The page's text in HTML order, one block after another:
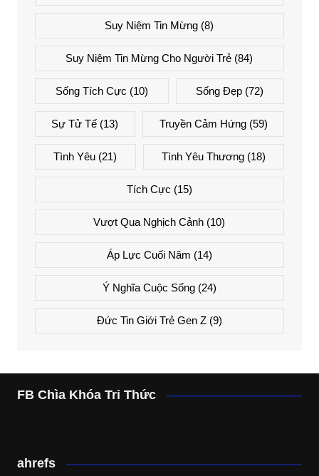
Suy Niệm Tin Mừng (8)
Suy Niệm Tin Mừng Cho Người Trẻ (84)
Sống Tích Cực (10) Sống Đẹp (72)
Sự Tử Tế (13) Truyền Cảm Hứng(59)
Tình Yêu (21) Tình Yêu Thương(18)
Tích Cực (15)
Vượt Qua Nghịch Cảnh (10)
Áp Lực Cuối Năm (14)
Ý Nghĩa Cuộc Sống(24)
Đức Tin Giới Trẻ Gen Z(9)
FB Chìa Khóa Tri Thức
ahrefs